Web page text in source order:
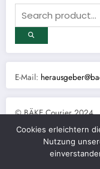
E-Mail:
© BÄKE Courier 2024
Print-Ausgaben 2019 –
Cookies erleichtern
Nutzung